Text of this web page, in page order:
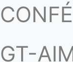
GT-